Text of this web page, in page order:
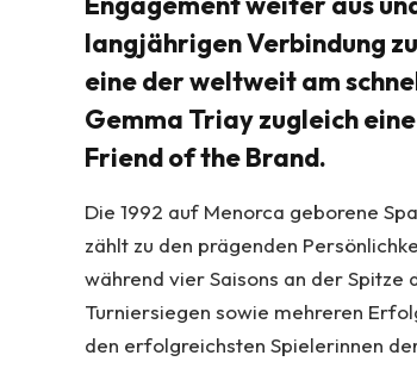
langjährigen Verbindung
eine der weltweit am
Gemma Triay zugleich
Friend of the Brand.
Die 1992 auf Menorca geborene
zählt zu den prägenden
während vier Saisons an der
Turniersiegen sowie mehreren
den erfolgreichsten Spielerinnen